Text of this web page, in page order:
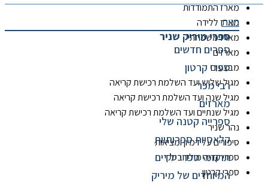
מארז התמודדות
מארז ללידה
מארז משפחתי
מארזים
מבצעים
מגיל שלוש ועד השלמת רכישת קריאה
מגיל שנה ועד השלמת רכישת קריאה
מגיל שנתיים ועד השלמת רכישת קריאה
נהר שניר
סיפורים על דמיון ומציאות
ספרי קדיה מולדובסקי
ספרי קרטון
חנות
ספרי מיריק שניר
ספרים חדשים
ספרי קרטון
רבי מכר
מארזים
ספרייה קטנה שלי
קלאסיות ספרותיות
תרגומי ספרי ילדים
המיוחדים של מיריק